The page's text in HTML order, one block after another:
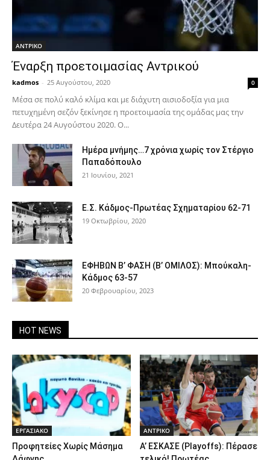
ΑΝTΡΙΚΟ
Έναρξη προετοιμασίας Αντρικού
kadmos - 25 Αυγούστου, 2020 0
Μέσα σε πολύ καλό κλίμα και με διάχυτη αισιοδοξία για μια
πετυχημένη σεζόν ξεκίνησε η προετοιμασία της ομάδας μας την
Δευτέρα 24 Αυγούστου 2020. Ο...
Ημέρα μνήμης…7 χρόνια χωρίς τον Στέργιο
Παπαδόπουλο
21 Ιουνίου, 2021
Ε.Σ. Κάδμος-Πρωτέας Σχηματαρίου 62-71
19 Οκτωβρίου, 2020
ΕΦΗΒΩΝ Β’ ΦΑΣΗ (Β’ ΟΜΙΛΟΣ): Μπούκαλη-
Κάδμος 63-57
20 Φεβρουαρίου, 2023
HOT NEWS
ΕΡΓΑΣΙΑΚΟ
Προφητείες Χωρίς Μάσημα
ΑΝTΡΙΚΟ
Α’ ΕΣΚΑΣΕ (Playoffs): Πέρασε